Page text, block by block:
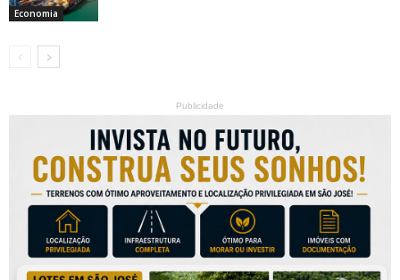
Economia
Publicidade